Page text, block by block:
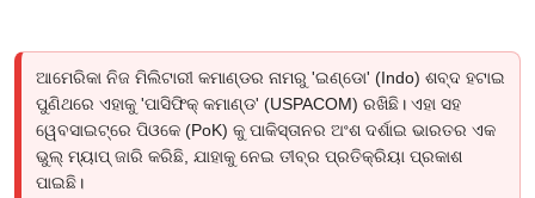
ଆମେରିକା ନିଜ ମିଲିଟାରୀ କମାଣ୍ଡର ନାମରୁ 'ଇଣ୍ଡୋ' (Indo) ଶବ୍ଦ ହଟାଇ
ପୁଣିଥରେ ଏହାକୁ 'ପାସିଫିକ୍ କମାଣ୍ଡ' (USPACOM) ରଖିଛି। ଏହା ସହ
ୱେବସାଇଟ୍‌ରେ ପିଓକେ (PoK) କୁ ପାକିସ୍ତାନର ଅଂଶ ଦର୍ଶାଇ ଭାରତର ଏକ
ଭୁଲ୍ ମ୍ୟାପ୍ ଜାରି କରିଛି, ଯାହାକୁ ନେଇ ତୀବ୍ର ପ୍ରତିକ୍ରିୟା ପ୍ରକାଶ
ପାଇଛି।